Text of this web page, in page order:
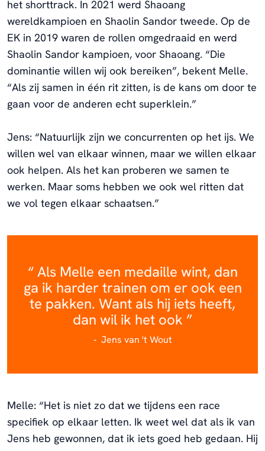
het shorttrack. In 2021 werd Shaoang
wereldkampioen en Shaolin Sandor tweede. Op de
EK in 2019 waren de rollen omgedraaid en werd
Shaolin Sandor kampioen, voor Shaoang. “Die
dominantie willen wij ook bereiken”, bekent Melle.
“Als zij samen in één rit zitten, is de kans om door te
gaan voor de anderen echt superklein.”
Jens: “Natuurlijk zijn we concurrenten op het ijs. We
willen wel van elkaar winnen, maar we willen elkaar
ook helpen. Als het kan proberen we samen te
werken. Maar soms hebben we ook wel ritten dat
we vol tegen elkaar schaatsen.”
Als Melle een medaille wint, dan
ga ik harder trainen om er ook een
te pakken. Want als hij iets heeft,
dan wil ik het ook
Jens van 't Wout
Melle: “Het is niet zo dat we tijdens een race
specifiek op elkaar letten. Ik weet wel dat als ik van
Jens heb gewonnen, dat ik iets goed heb gedaan. Hij